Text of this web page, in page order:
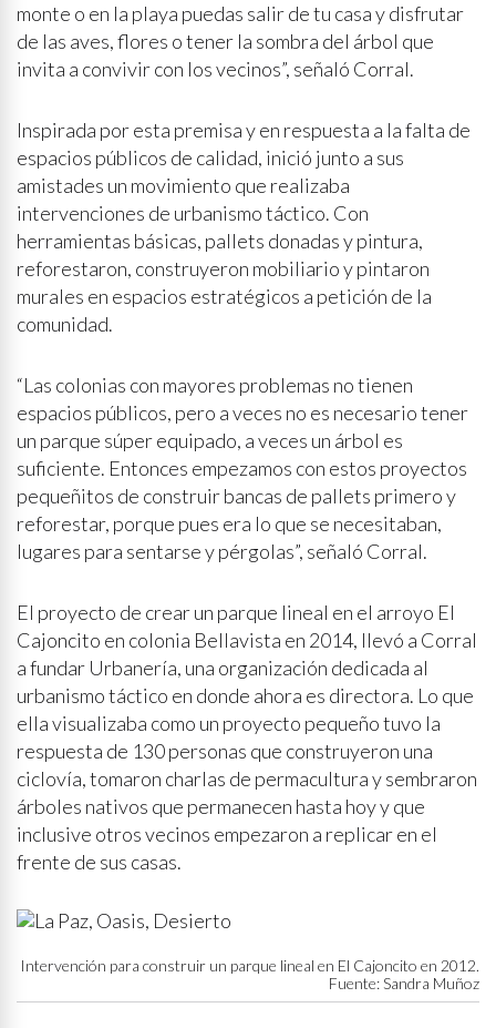
monte o en la playa puedas salir de tu casa y disfrutar
de las aves, flores o tener la sombra del árbol que
invita a convivir con los vecinos”, señaló Corral.
Inspirada por esta premisa y en respuesta a la falta de
espacios públicos de calidad, inició junto a sus
amistades un movimiento que realizaba
intervenciones de urbanismo táctico. Con
herramientas básicas, pallets donadas y pintura,
reforestaron, construyeron mobiliario y pintaron
murales en espacios estratégicos a petición de la
comunidad.
“Las colonias con mayores problemas no tienen
espacios públicos, pero a veces no es necesario tener
un parque súper equipado, a veces un árbol es
suficiente. Entonces empezamos con estos proyectos
pequeñitos de construir bancas de pallets primero y
reforestar, porque pues era lo que se necesitaban,
lugares para sentarse y pérgolas”, señaló Corral.
El proyecto de crear un parque lineal en el arroyo El
Cajoncito en colonia Bellavista en 2014, llevó a Corral
a fundar Urbanería, una organización dedicada al
urbanismo táctico en donde ahora es directora. Lo que
ella visualizaba como un proyecto pequeño tuvo la
respuesta de 130 personas que construyeron una
ciclovía, tomaron charlas de permacultura y sembraron
árboles nativos que permanecen hasta hoy y que
inclusive otros vecinos empezaron a replicar en el
frente de sus casas.
Intervención para construir un parque lineal en El Cajoncito en 2012.
Fuente: Sandra Muñoz